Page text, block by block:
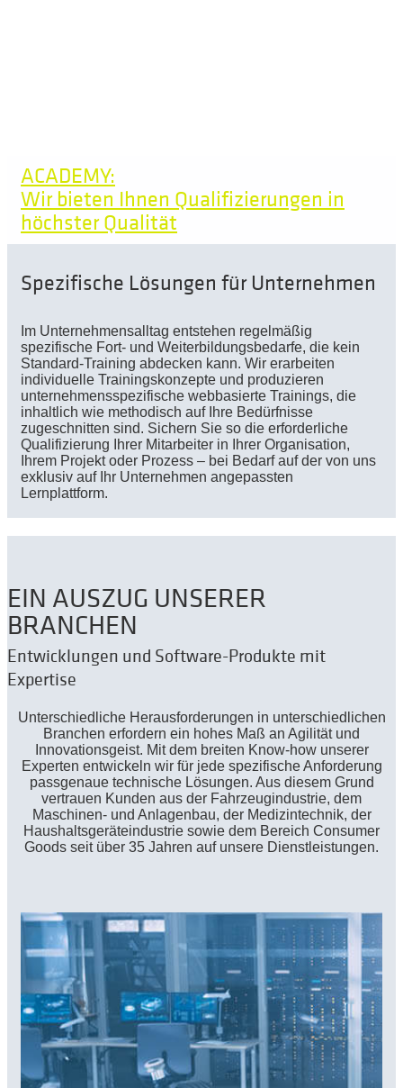
ACADEMY:
Wir bieten Ihnen Qualifizierungen in
höchster Qualität
Spezifische Lösungen für Unternehmen
Im Unternehmensalltag entstehen regelmäßig
spezifische Fort- und Weiterbildungsbedarfe, die kein
Standard-Training abdecken kann. Wir erarbeiten
individuelle Trainingskonzepte und produzieren
unternehmensspezifische webbasierte Trainings, die
inhaltlich wie methodisch auf Ihre Bedürfnisse
zugeschnitten sind. Sichern Sie so die erforderliche
Qualifizierung Ihrer Mitarbeiter in Ihrer Organisation,
Ihrem Projekt oder Prozess – bei Bedarf auf der von uns
exklusiv auf Ihr Unternehmen angepassten
Lernplattform.
EIN AUSZUG UNSERER
BRANCHEN
Entwicklungen und Software-Produkte mit
Expertise
Unterschiedliche Herausforderungen in unterschiedlichen
Branchen erfordern ein hohes Maß an Agilität und
Innovationsgeist. Mit dem breiten Know-how unserer
Experten entwickeln wir für jede spezifische Anforderung
passgenaue technische Lösungen. Aus diesem Grund
vertrauen Kunden aus der Fahrzeugindustrie, dem
Maschinen- und Anlagenbau, der Medizintechnik, der
Haushaltsgeräteindustrie sowie dem Bereich Consumer
Goods seit über 35 Jahren auf unsere Dienstleistungen.